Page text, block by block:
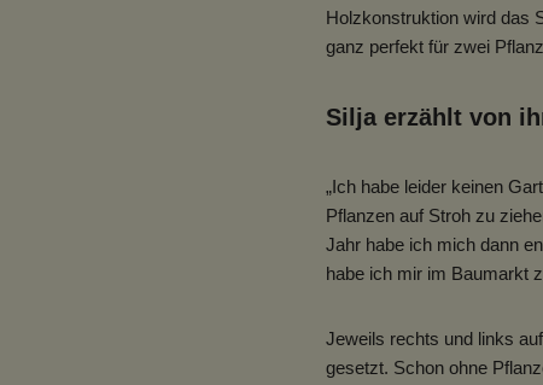
Holzkonstruktion wird das
ganz perfekt für zwei
Silja erzählt von
„Ich habe leider keinen
Pflanzen auf Stroh zu
Jahr habe ich mich dann
habe ich mir im Baumarkt
Jeweils rechts und links
gesetzt. Schon ohne